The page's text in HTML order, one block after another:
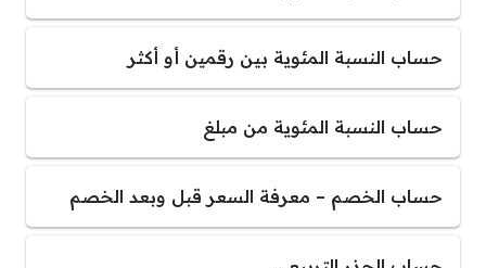
حساب النسبة المئوية بين رقمين أو أكثر
حساب النسبة المئوية من مبلغ
حساب الخصم – معرفة السعر قبل وبعد الخصم